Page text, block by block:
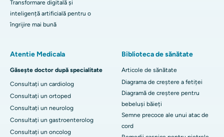
Transformare digitală și
inteligență artificială pentru o
îngrijire mai bună
Atentie Medicala
Găsește doctor după specialitate
Consultați un cardiolog
Consultați un ortoped
Consultați un neurolog
Consultați un gastroenterolog
Consultați un oncolog
Biblioteca de sănătate
Articole de sănătate
Diagrama de creștere a fetiței
Diagramă de creștere pentru
bebeluși băieți
Semne precoce ale unui atac de
cord